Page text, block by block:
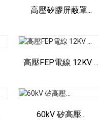
高壓矽膠屏蔽罩...
高壓FEP電線 12KV ...
60kV 矽高壓...